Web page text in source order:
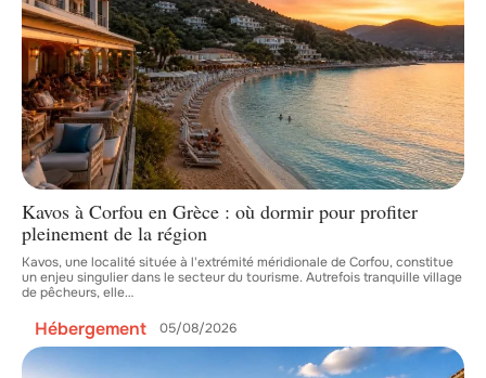
Kavos à Corfou en Grèce : où dormir pour profiter
pleinement de la région
Kavos, une localité située à l'extrémité méridionale de Corfou, constitue
un enjeu singulier dans le secteur du tourisme. Autrefois tranquille village
de pêcheurs, elle…
Hébergement 05/08/2026